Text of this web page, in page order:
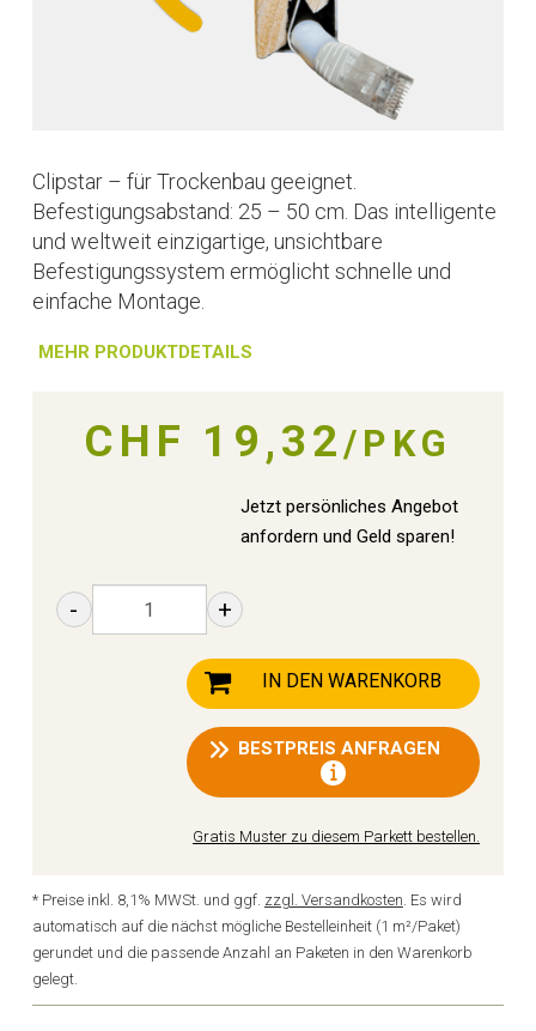
Clipstar – für Trockenbau geeignet.
Befestigungsabstand: 25 – 50 cm. Das intelligente
und weltweit einzigartige, unsichtbare
Befestigungssystem ermöglicht schnelle und
einfache Montage.
MEHR PRODUKTDETAILS
CHF 19,32/PKG
Jetzt persönliches Angebot
anfordern und Geld sparen!
- +
IN DEN WARENKORB
BESTPREIS ANFRAGEN
Gratis Muster zu diesem Parkett bestellen.
* Preise inkl. 8,1% MWSt. und ggf. zzgl. Versandkosten . Es wird
automatisch auf die nächst mögliche Bestelleinheit (1 m²/Paket)
gerundet und die passende Anzahl an Paketen in den Warenkorb
gelegt.